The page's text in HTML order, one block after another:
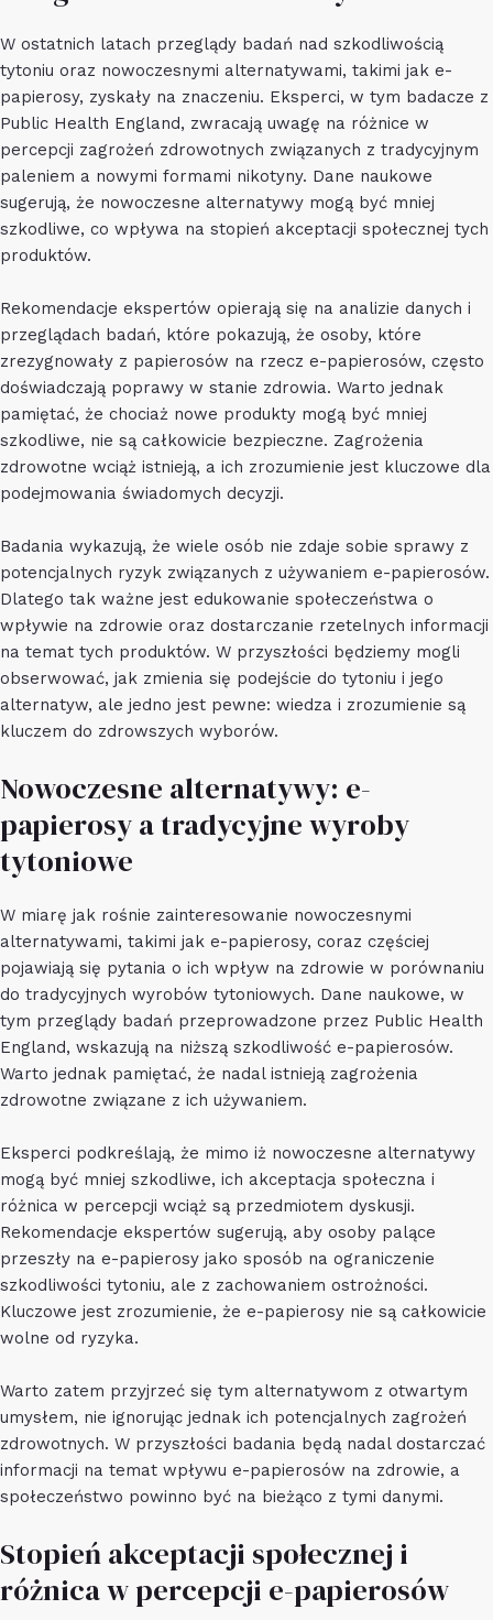
W ostatnich latach przeglądy badań nad szkodliwością
tytoniu oraz nowoczesnymi alternatywami, takimi jak e-
papierosy, zyskały na znaczeniu. Eksperci, w tym badacze z
Public Health England, zwracają uwagę na różnice w
percepcji zagrożeń zdrowotnych związanych z tradycyjnym
paleniem a nowymi formami nikotyny. Dane naukowe
sugerują, że nowoczesne alternatywy mogą być mniej
szkodliwe, co wpływa na stopień akceptacji społecznej tych
produktów.
Rekomendacje ekspertów opierają się na analizie danych i
przeglądach badań, które pokazują, że osoby, które
zrezygnowały z papierosów na rzecz e-papierosów, często
doświadczają poprawy w stanie zdrowia. Warto jednak
pamiętać, że chociaż nowe produkty mogą być mniej
szkodliwe, nie są całkowicie bezpieczne. Zagrożenia
zdrowotne wciąż istnieją, a ich zrozumienie jest kluczowe dla
podejmowania świadomych decyzji.
Badania wykazują, że wiele osób nie zdaje sobie sprawy z
potencjalnych ryzyk związanych z używaniem e-papierosów.
Dlatego tak ważne jest edukowanie społeczeństwa o
wpływie na zdrowie oraz dostarczanie rzetelnych informacji
na temat tych produktów. W przyszłości będziemy mogli
obserwować, jak zmienia się podejście do tytoniu i jego
alternatyw, ale jedno jest pewne: wiedza i zrozumienie są
kluczem do zdrowszych wyborów.
Nowoczesne alternatywy: e-
papierosy a tradycyjne wyroby
tytoniowe
W miarę jak rośnie zainteresowanie nowoczesnymi
alternatywami, takimi jak e-papierosy, coraz częściej
pojawiają się pytania o ich wpływ na zdrowie w porównaniu
do tradycyjnych wyrobów tytoniowych. Dane naukowe, w
tym przeglądy badań przeprowadzone przez Public Health
England, wskazują na niższą szkodliwość e-papierosów.
Warto jednak pamiętać, że nadal istnieją zagrożenia
zdrowotne związane z ich używaniem.
Eksperci podkreślają, że mimo iż nowoczesne alternatywy
mogą być mniej szkodliwe, ich akceptacja społeczna i
różnica w percepcji wciąż są przedmiotem dyskusji.
Rekomendacje ekspertów sugerują, aby osoby palące
przeszły na e-papierosy jako sposób na ograniczenie
szkodliwości tytoniu, ale z zachowaniem ostrożności.
Kluczowe jest zrozumienie, że e-papierosy nie są całkowicie
wolne od ryzyka.
Warto zatem przyjrzeć się tym alternatywom z otwartym
umysłem, nie ignorując jednak ich potencjalnych zagrożeń
zdrowotnych. W przyszłości badania będą nadal dostarczać
informacji na temat wpływu e-papierosów na zdrowie, a
społeczeństwo powinno być na bieżąco z tymi danymi.
Stopień akceptacji społecznej i
różnica w percepcji e-papierosów